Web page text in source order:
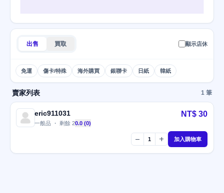
出售 買取 顯示店休
免運 傷卡/特殊 海外購買 銀聯卡 日紙 韓紙
賣家列表 1 筆
eric911031
一般品 ・ 剩餘 20.0 (0)
NT$ 30
remove 1 add 加入購物車